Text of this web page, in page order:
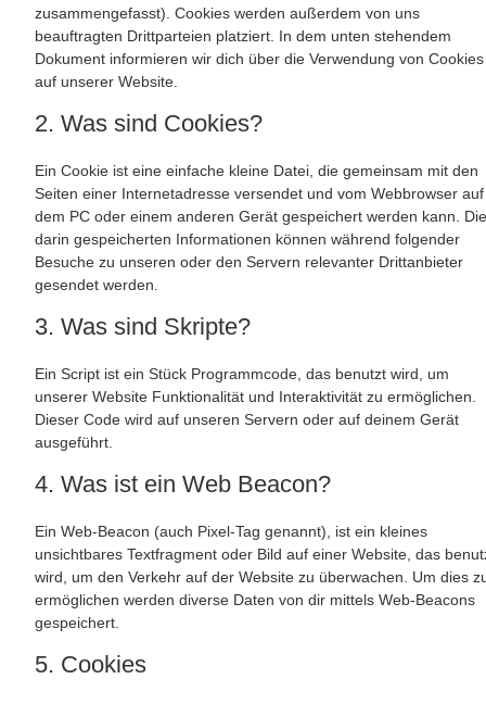
zusammengefasst). Cookies werden außerdem von uns
beauftragten Drittparteien platziert. In dem unten stehendem
Dokument informieren wir dich über die Verwendung von Cookies
auf unserer Website.
2. Was sind Cookies?
Ein Cookie ist eine einfache kleine Datei, die gemeinsam mit den
Seiten einer Internetadresse versendet und vom Webbrowser auf
dem PC oder einem anderen Gerät gespeichert werden kann.
darin gespeicherten Informationen können während folgender
Besuche zu unseren oder den Servern relevanter Drittanbieter
gesendet werden.
3. Was sind Skripte?
Ein Script ist ein Stück Programmcode, das benutzt wird, um
unserer Website Funktionalität und Interaktivität zu ermöglichen.
Dieser Code wird auf unseren Servern oder auf deinem Gerät
ausgeführt.
4. Was ist ein Web Beacon?
Ein Web-Beacon (auch Pixel-Tag genannt), ist ein kleines
unsichtbares Textfragment oder Bild auf einer Website, das
wird, um den Verkehr auf der Website zu überwachen. Um dies
ermöglichen werden diverse Daten von dir mittels Web-Beacons
gespeichert.
5. Cookies